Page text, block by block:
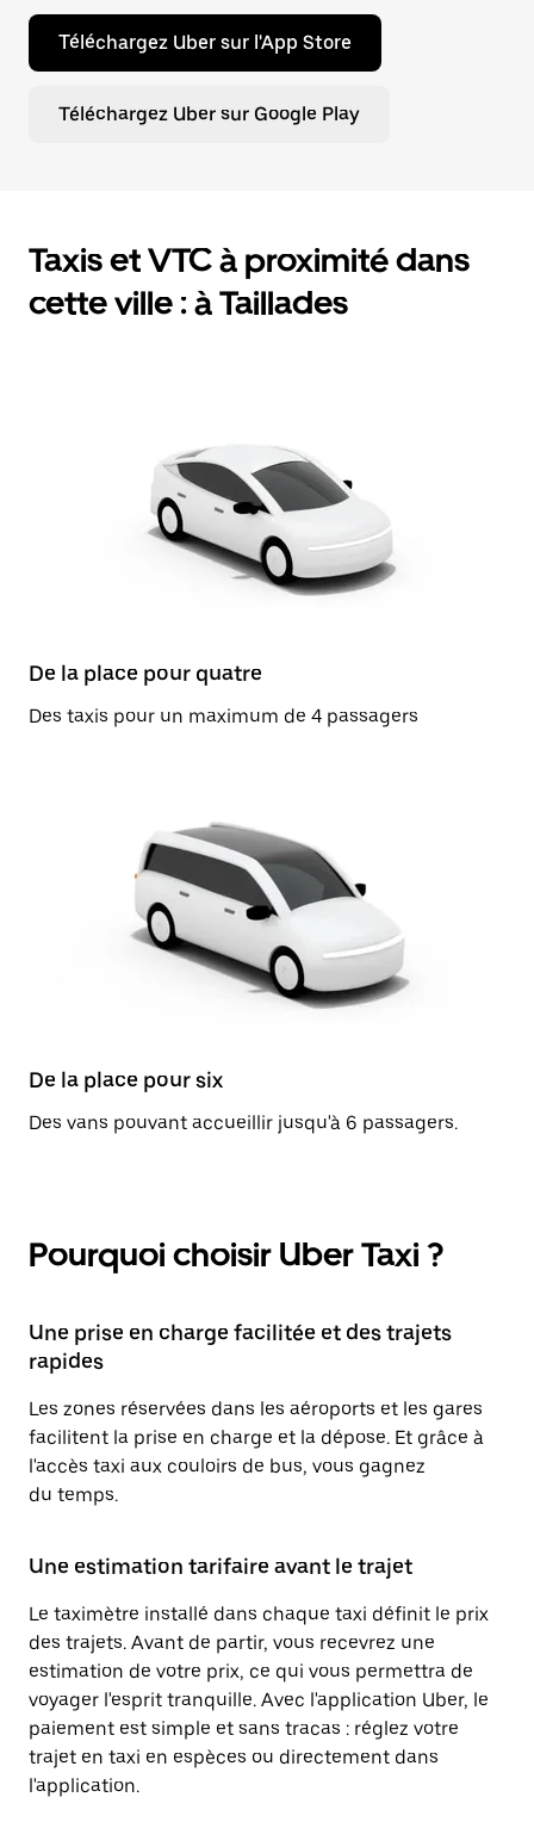
Téléchargez Uber sur l'App Store
Téléchargez Uber sur Google Play
Taxis et VTC à proximité dans
cette ville : à Taillades
De la place pour quatre
Des taxis pour un maximum de 4 passagers
De la place pour six
Des vans pouvant accueillir jusqu'à 6 passagers.
Pourquoi choisir Uber Taxi ?
Une prise en charge facilitée et des trajets
rapides
Les zones réservées dans les aéroports et les gares
facilitent la prise en charge et la dépose. Et grâce à
l'accès taxi aux couloirs de bus, vous gagnez
du temps.
Une estimation tarifaire avant le trajet
Le taximètre installé dans chaque taxi définit le prix
des trajets. Avant de partir, vous recevrez une
estimation de votre prix, ce qui vous permettra de
voyager l'esprit tranquille. Avec l'application Uber, le
paiement est simple et sans tracas : réglez votre
trajet en taxi en espèces ou directement dans
l'application.